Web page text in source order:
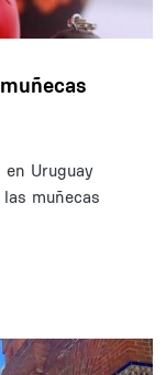
en Uruguay
muñecas